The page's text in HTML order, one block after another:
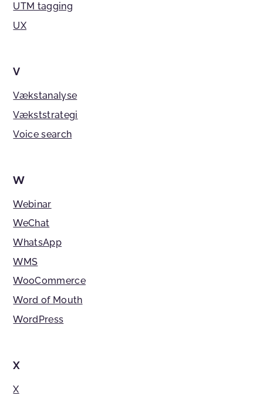
UTM tagging
UX
V
Vækstanalyse
Vækststrategi
Voice search
W
Webinar
WeChat
WhatsApp
WMS
WooCommerce
Word of Mouth
WordPress
X
X